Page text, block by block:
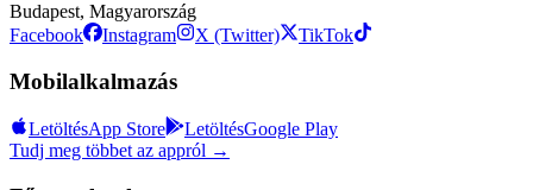
Budapest, Magyarország
Facebook
Instagram X (Twitter) TikTok
Mobilalkalmazás
LetöltésApp Store LetöltésGoogle Play
Tudj meg többet az appról →